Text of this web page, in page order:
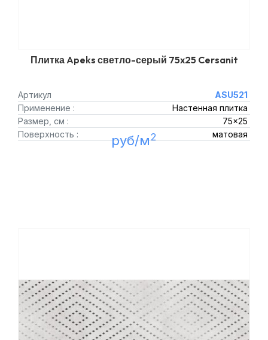
Плитка Apeks светло-серый 75x25 Cersanit
Артикул
ASU521
Применение :
Настенная плитка
Размер, см :
75x25
Поверхность :
матовая
руб/м2